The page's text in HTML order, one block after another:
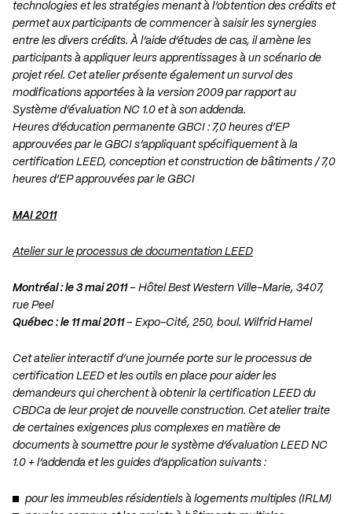
technologies et les stratégies menant à l’obtention des crédits et
permet aux participants de commencer à saisir les synergies
entre les divers crédits. À l’aide d’études de cas, il amène les
participants à appliquer leurs apprentissages à un scénario de
projet réel. Cet atelier présente également un survol des
modifications apportées à la version 2009 par rapport au
Système d’évaluation NC 1.0 et à son addenda.
Heures d’éducation permanente GBCI : 7,0 heures d’EP
approuvées par le GBCI s’appliquant spécifiquement à la
certification LEED, conception et construction de bâtiments / 7,0
heures d’EP approuvées par le GBCI
MAI 2011
Atelier sur le processus de documentation LEED
Montréal : le 3 mai 2011– Hôtel Best Western Ville-Marie, 3407,
rue Peel
Québec : le 11 mai 2011– Expo-Cité, 250, boul. Wilfrid Hamel
Cet atelier interactif d’une journée porte sur le processus de
certification LEED et les outils en place pour aider les
demandeurs qui cherchent à obtenir la certification LEED du
CBDCa de leur projet de nouvelle construction. Cet atelier traite
de certaines exigences plus complexes en matière de
documents à soumettre pour le système d’évaluation LEED NC
1.0 + l’addenda et les guides d’application suivants :
pour les immeubles résidentiels à logements multiples (IRLM)